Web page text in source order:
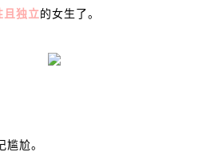
且独立的女生了。
尬。